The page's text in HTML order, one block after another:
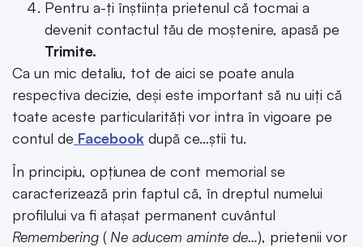
Pentru a-ți înștiința prietenul că tocmai a
devenit contactul tău de moștenire, apasă pe
Trimite.
Ca un mic detaliu, tot de aici se poate anula
respectiva decizie, deși este important să nu uiți că
toate aceste particularități vor intra în vigoare pe
contul de Facebook după ce…știi tu.
În principiu, opțiunea de cont memorial se
caracterizează prin faptul că, în dreptul numelui
profilului va fi atașat permanent cuvântul
Remembering ( Ne aducem aminte de…), prietenii vor